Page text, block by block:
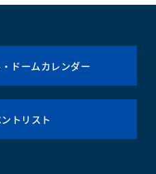
ドームカレンダー
トリスト